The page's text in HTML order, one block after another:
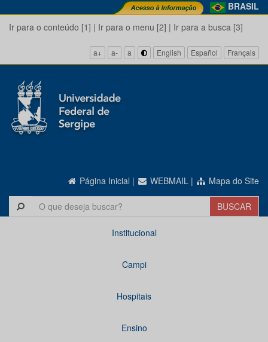
BRASIL
Ir para o conteúdo [1] | Ir para o menu [2] | Ir para a busca [3]
a+ a- a English Español Français
Página Inicial | WEBMAIL | Mapa do Site
Institucional
Campi
Hospitais
Ensino